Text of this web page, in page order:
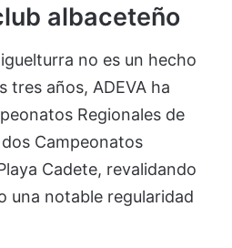
albaceteño
no es un hecho
tres años, ADEVA ha
Regionales de
Campeonatos
Cadete, revalidando
una notable regularidad